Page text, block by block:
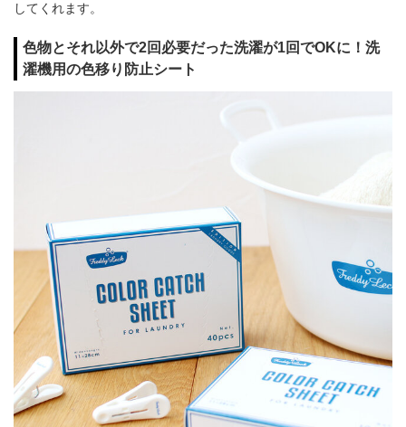
してくれます。
色物とそれ以外で2回必要だった洗濯が1回でOKに！洗
濯機用の色移り防止シート